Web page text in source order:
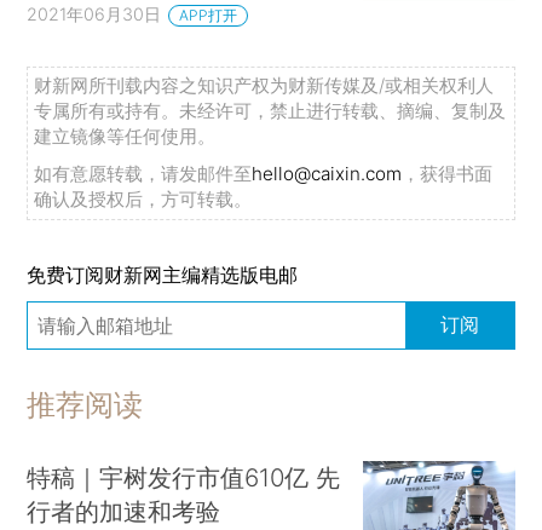
2021年06月30日 APP打开
财新网所刊载内容之知识产权为财新传媒及/或相关权利人
专属所有或持有。未经许可，禁止进行转载、摘编、复制及
建立镜像等任何使用。
如有意愿转载，请发邮件至hello@caixin.com ，获得书面
确认及授权后，方可转载。
免费订阅财新网主编精选版电邮
订阅
推荐阅读
特稿｜宇树发行市值610亿 先
行者的加速和考验